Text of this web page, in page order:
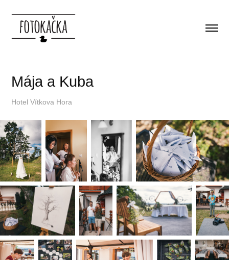
Mája a Kuba
Hotel Vítkova Hora